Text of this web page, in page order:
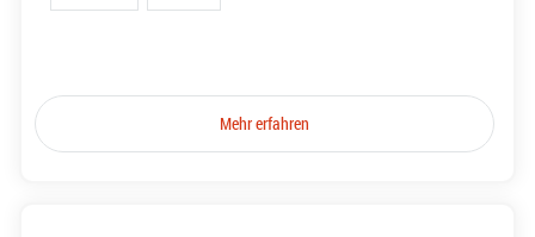
Mehr erfahren